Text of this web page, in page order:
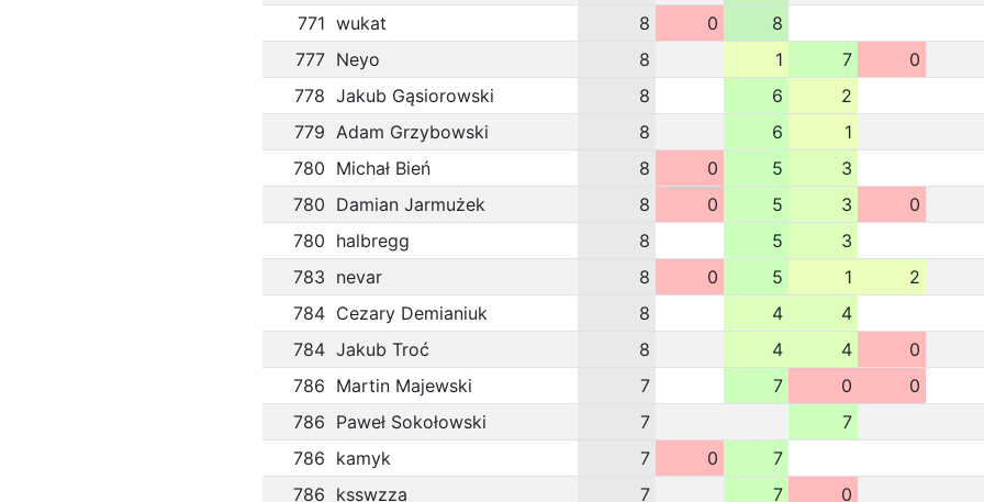
771 wukat 8 0
8
777 Neyo 8 1 7
0
778 Jakub Gąsiorowski 8 6
2
779 Adam Grzybowski 8 6
1
780 Michał Bień 8 0 5
3
780 Damian Jarmużek 8 0 5 3
0
780 halbregg 8 5
3
783 nevar 8 0 5 1
2
784 Cezary Demianiuk 8 4
4
784 Jakub Troć 8 4 4
0
786 Martin Majewski 7 7 0
0
786 Paweł Sokołowski 7
7
786 kamyk 7 0
7
786 ksswzza 7 7
0